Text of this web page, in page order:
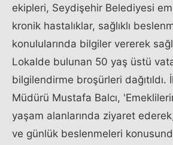
ekipleri, Seydişehir Belediyesi
kronik hastalıklar, sağlıklı
konulularında bilgiler vererek
Lokalde bulunan 50 yaş üstü
bilgilendirme broşürleri dağıtıldı.
Müdürü Mustafa Balcı,
yaşam alanlarında ziyaret ederek,
ve günlük beslenmeleri